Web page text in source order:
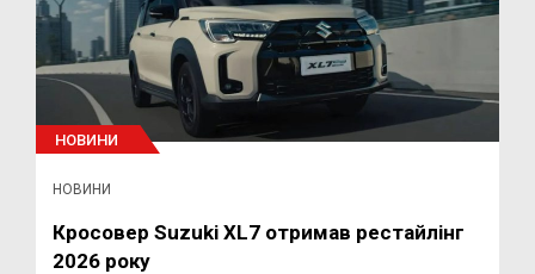
НОВИНИ
НОВИНИ
Кросовер Suzuki XL7 отримав рестайлінг
2026 року